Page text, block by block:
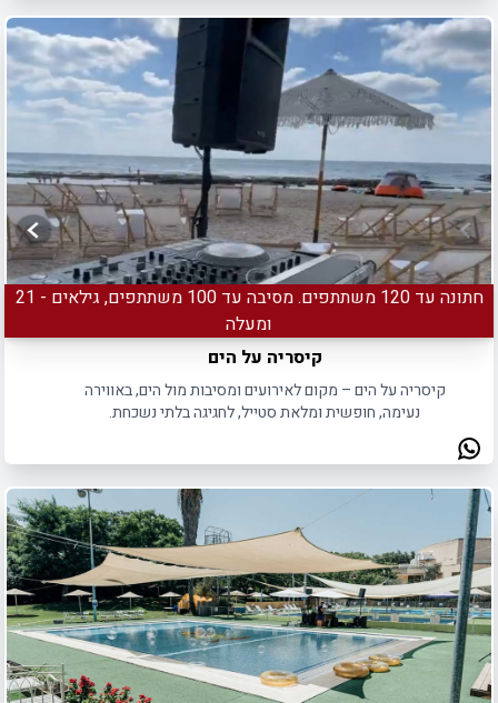
חתונה עד 120 משתתפים. מסיבה עד 100 משתתפים, גילאים - 21
ומעלה
קיסריה על הים
קיסריה על הים – מקום לאירועים ומסיבות מול הים, באווירה
נעימה, חופשית ומלאת סטייל, לחגיגה בלתי נשכחת.